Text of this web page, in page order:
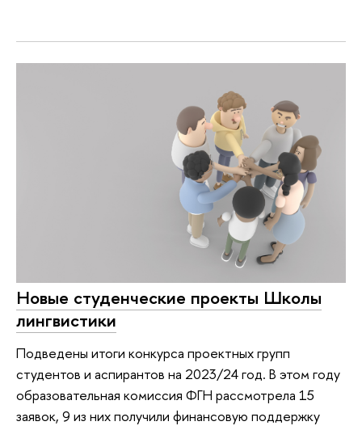
Новые студенческие проекты Школы
лингвистики
Подведены итоги конкурса проектных групп
студентов и аспирантов на 2023/24 год. В этом году
образовательная комиссия ФГН рассмотрела 15
заявок, 9 из них получили финансовую поддержку